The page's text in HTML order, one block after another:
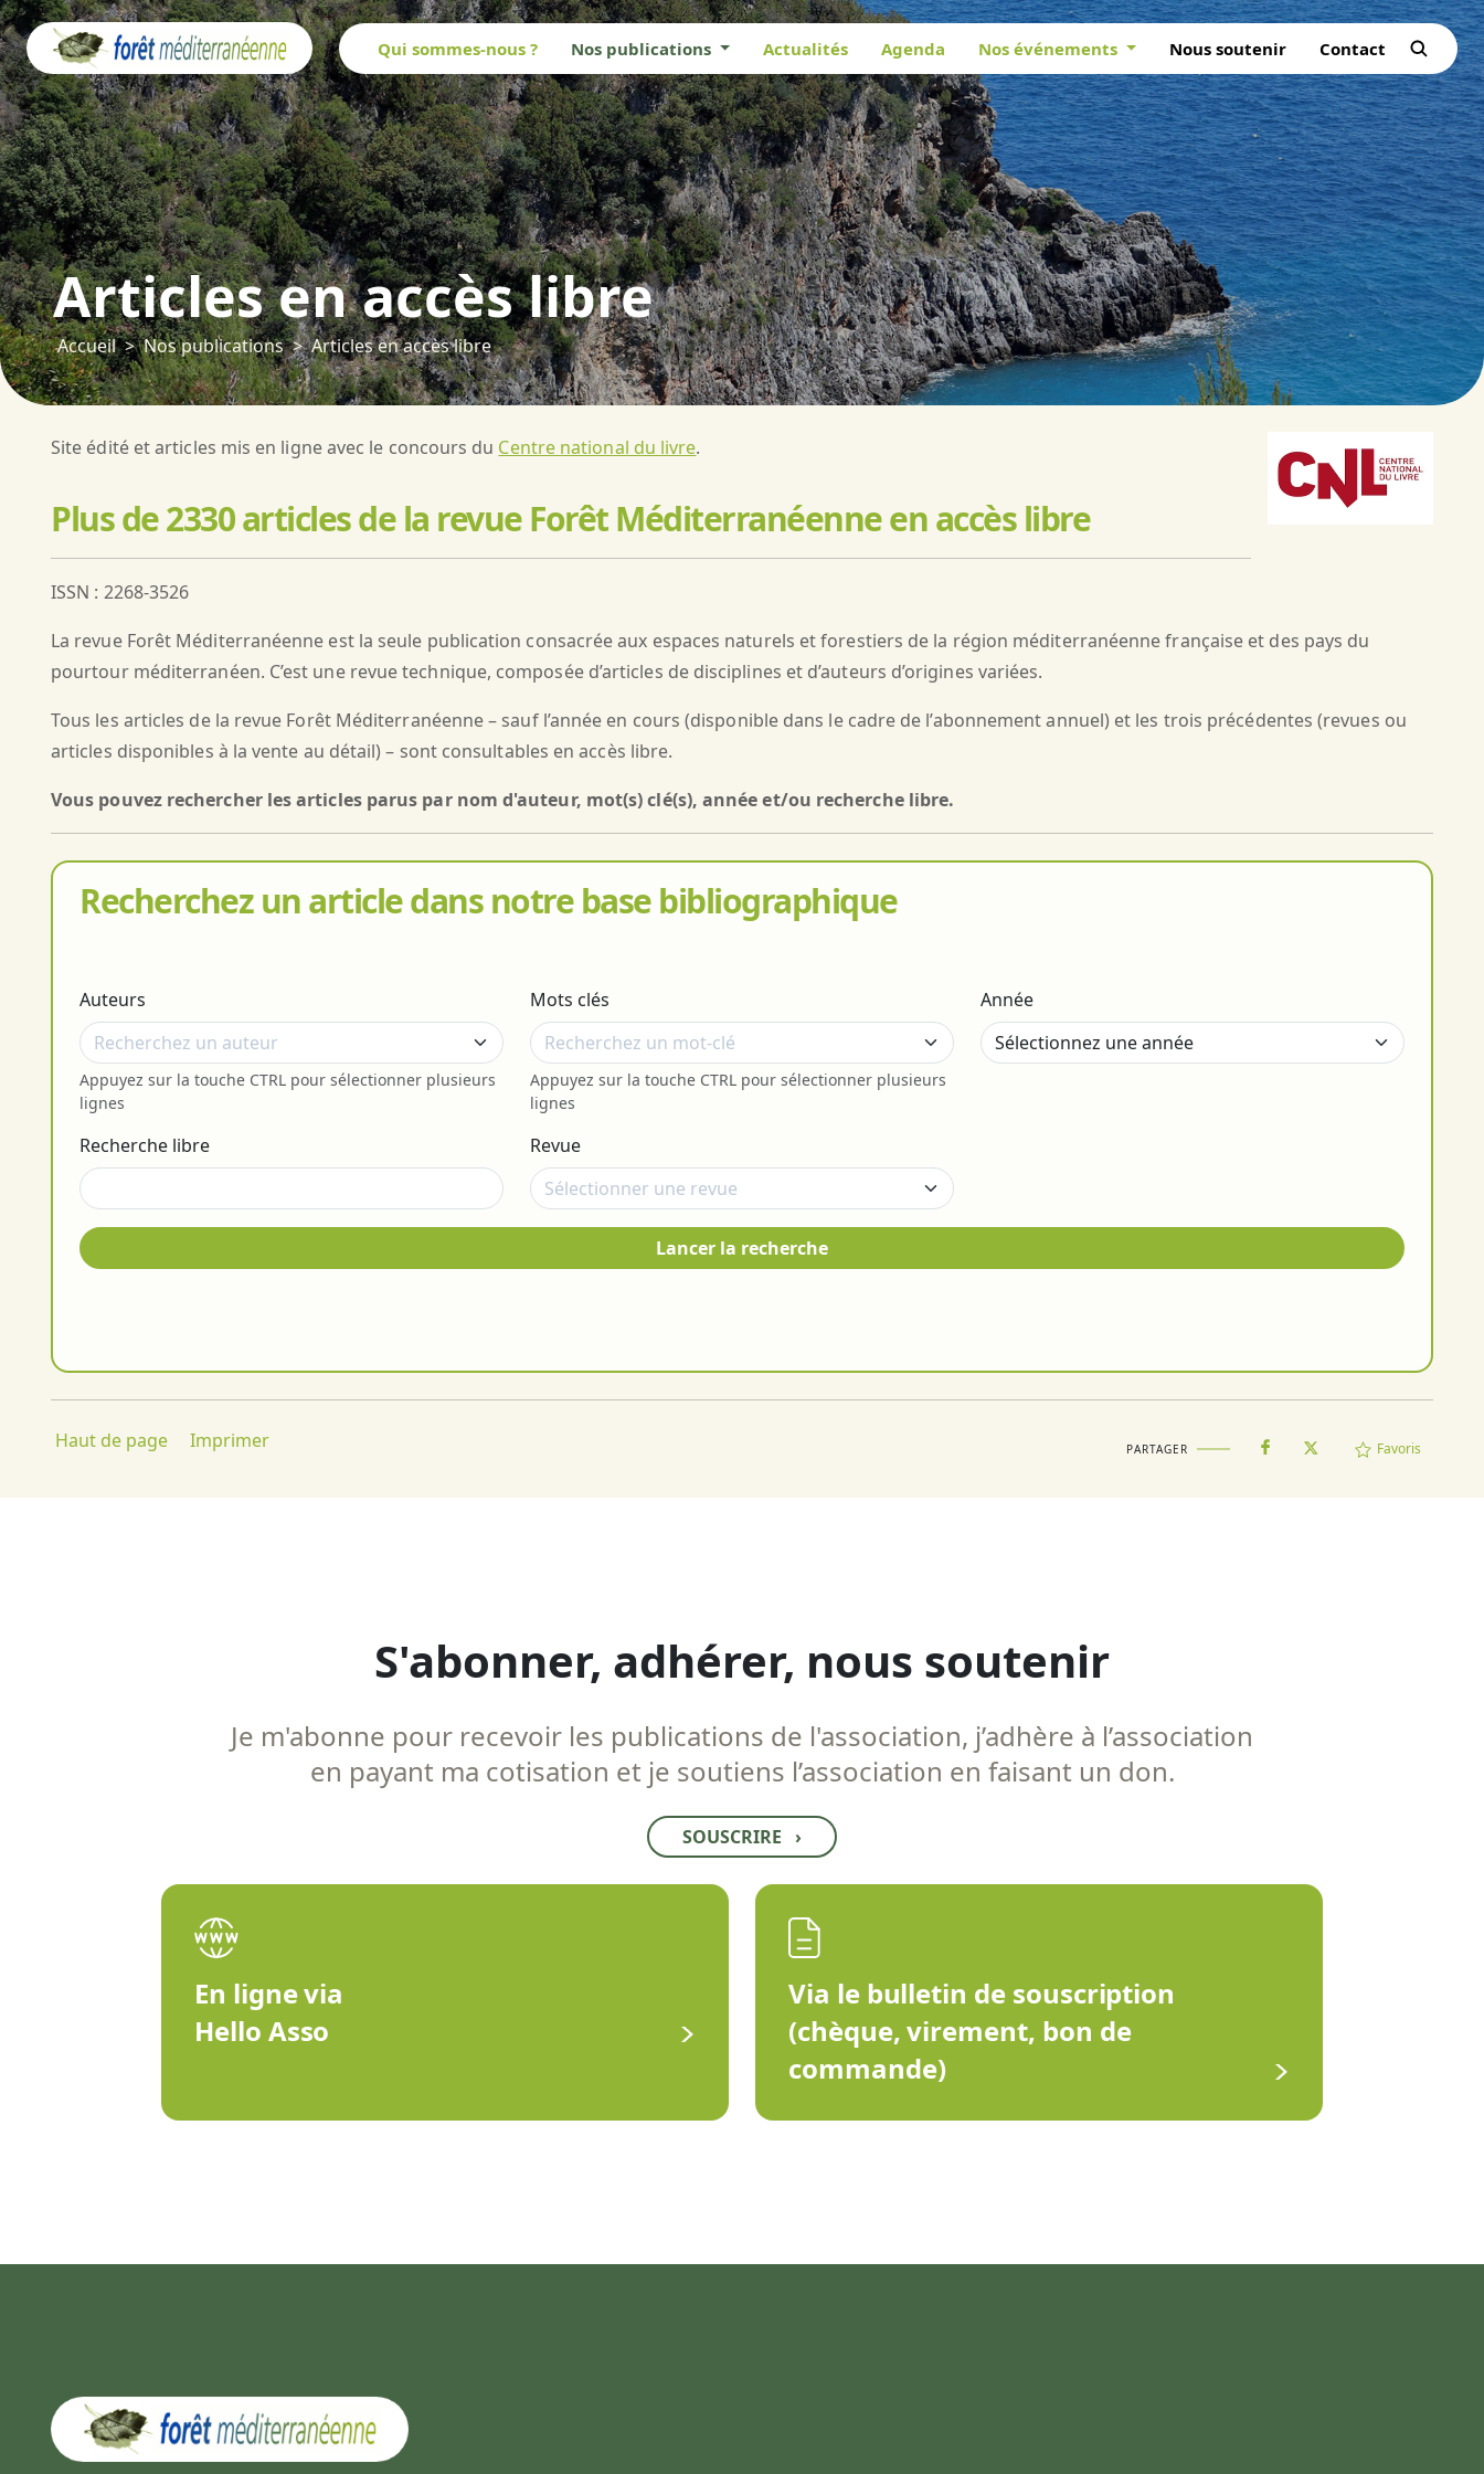
Qui sommes-nous ? Nos publications Actualités Agenda Nos événements Nous soutenir Contact
Articles en accès libre
Accueil Nos publications Articles en accès libre
Site édité et articles mis en ligne avec le concours du Centre national du livre.
Plus de 2330 articles de la revue Forêt Méditerranéenne en accès libre
ISSN : 2268-3526
La revue Forêt Méditerranéenne est la seule publication consacrée aux espaces naturels et forestiers de la région méditerranéenne française et des pays du
pourtour méditerranéen. C’est une revue technique, composée d’articles de disciplines et d’auteurs d’origines variées.
Tous les articles de la revue Forêt Méditerranéenne – sauf l’année en cours (disponible dans le cadre de l’abonnement annuel) et les trois précédentes (revues ou
articles disponibles à la vente au détail) – sont consultables en accès libre.
Vous pouvez rechercher les articles parus par nom d'auteur, mot(s) clé(s), année et/ou recherche libre.
Recherchez un article dans notre base bibliographique
Auteurs
Appuyez sur la touche CTRL pour sélectionner plusieurs
lignes
Mots clés
Appuyez sur la touche CTRL pour sélectionner plusieurs
lignes
Année
Recherche libre Revue
Lancer la recherche
Haut de page Imprimer PARTAGER Favoris
S'abonner, adhérer, nous soutenir
Je m'abonne pour recevoir les publications de l'association, j’adhère à l’association
en payant ma cotisation et je soutiens l’association en faisant un don.
SOUSCRIRE ›
En ligne via
Hello Asso
Via le bulletin de souscription
(chèque, virement, bon de
commande)
Panneau de gestion des cookies